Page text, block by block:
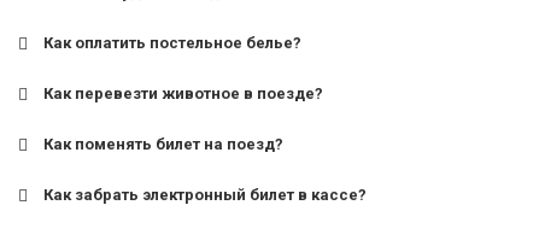
для поездов дальнего следования — от 10 лет и старше;
Как оплатить постельное белье?
Как перевезти животное в поезде?
Как поменять билет на поезд?
Как забрать электронный билет в кассе?